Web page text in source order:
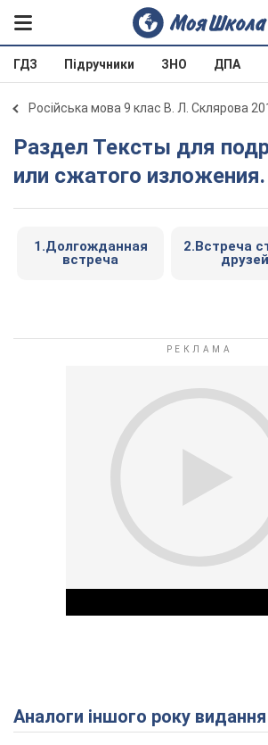
ГДЗ Підручники ЗНО ДПА
Російська мова 9 клас В. Л. Склярова
Раздел Тексты для подробного
или сжатого
1.Долгожданная
встреча
2.Встреча
друзей
Play
Аналоги іншого року видання